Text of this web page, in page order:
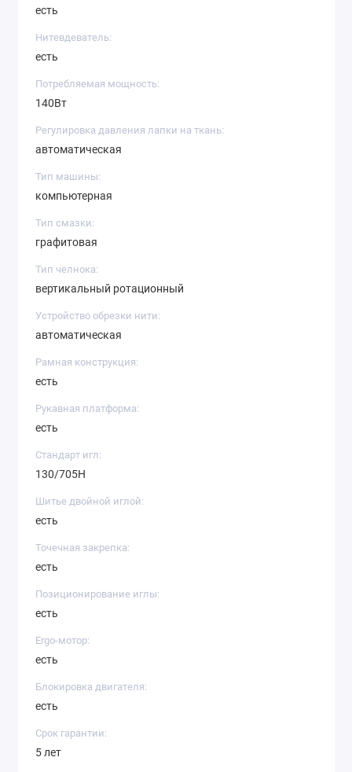
есть
Нитевдеватель:
есть
Потребляемая мощность:
140Вт
Регулировка давления лапки на ткань:
автоматическая
Тип машины:
компьютерная
Тип смазки:
графитовая
Тип челнока:
вертикальный ротационный
Устройство обрезки нити:
автоматическая
Рамная конструкция:
есть
Рукавная платформа:
есть
Стандарт игл:
130/705H
Шитье двойной иглой:
есть
Точечная закрепка:
есть
Позиционирование иглы:
есть
Ergo-мотор:
есть
Блокировка двигателя:
есть
Срок гарантии:
5 лет